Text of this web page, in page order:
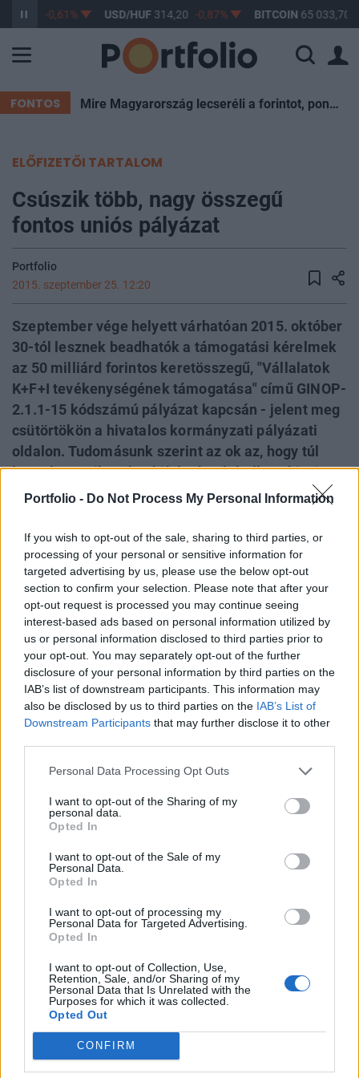
Portfolio - Do Not Process My Personal Information
If you wish to opt-out of the sale, sharing to third parties, or
processing of your personal or sensitive information for
targeted advertising by us, please use the below opt-out
section to confirm your selection. Please note that after your
opt-out request is processed you may continue seeing
interest-based ads based on personal information utilized by
us or personal information disclosed to third parties prior to
your opt-out. You may separately opt-out of the further
disclosure of your personal information by third parties on the
IAB’s list of downstream participants. This information may
also be disclosed by us to third parties on the IAB’s List of
Downstream Participants that may further disclose it to other
Personal Data Processing Opt Outs
I want to opt-out of the Sharing of my
personal data.
Opted In
I want to opt-out of the Sale of my
Personal Data.
Opted In
I want to opt-out of processing my
Personal Data for Targeted Advertising.
Opted In
I want to opt-out of Collection, Use,
Retention, Sale, and/or Sharing of my
Personal Data that Is Unrelated with the
Purposes for which it was collected.
Opted Out
CONFIRM
363,17 -0,61% USD/HUF314,20 -0,87% BITCOIN65 033,70
FONTOS Mire Magyarország lecseréli a forintot, pont kukázzák a most ismert eurót
ELŐFIZETŐI TARTALOM
Csúszik több, nagy összegű
fontos uniós pályázat
Portfolio
2015. szeptember 25. 12:20
Szeptember vége helyett várhatóan 2015. október
30-tól lesznek beadhatók a támogatási kérelmek
az 50 milliárd forintos keretösszegű, "Vállalatok
K+F+I tevékenységének támogatása" című GINOP-
2.1.1-15 kódszámú pályázat kapcsán - jelent meg
csütörtökön a hivatalos kormányzati pályázati
oldalon. Tudomásunk szerint az ok az, hogy túl
komplexre sikerült a kiírás, így át kell azt kicsit
dolgozni. Közben a napi.hu arról írt ma reggel,
kkv-k energiatermelését és energiafelhasználását
támogató pályázatok leghamarabb novemberben
jelenhetnek meg, de az egyeztetések időigénye
miatt lehet, hogy idén már meg sem jelennek. Egy
tegnapi konferencián a nemzetgazdasági tárca
államtitkára egyébként újra felhívta a figyelmet
azokra a szempontokra, amelyeket nagyon
érdemes átgondolni a GINOP-pályázatok
benyújtása előtt.
felhívó cikkben már előrevetítettük: csúszik az 50 milliárd
forintos keretösszegű pályázat beadhatósági kezdőnapja.
Ez tegnap meg is jelent a kormány hivatalos pályázati
oldalán, miszerint a felhívásra a korábban meghirdetetthez
képest később, várhatóan...
KEDVES OLVASÓNK!
A keresett cikk a portfolio.hu hírarchívumához
regisztrációhoz kötött.
Az előfizetés a következőket tartalmazza:
Portfolio.hu teljes cikkarchívum
Kötéslisták: BÉT elmúlt 2 év napon belüli
kötéslistái